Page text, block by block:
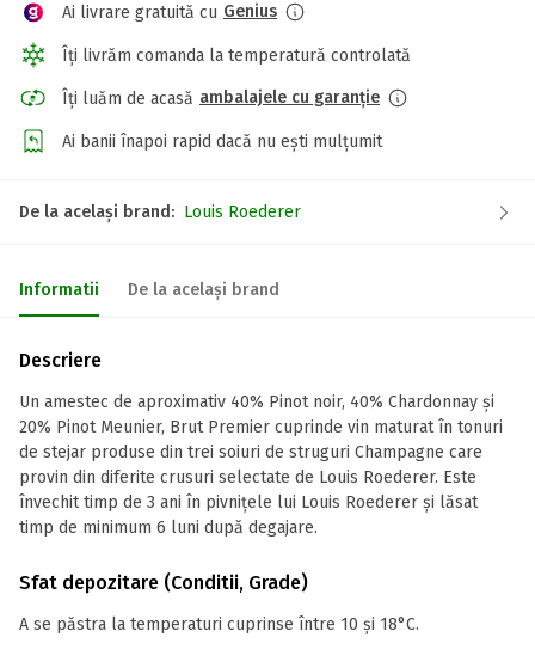
Ai livrare gratuită cu Genius
Îți livrăm comanda la temperatură controlată
Îți luăm de acasă ambalajele cu garanție
Ai banii înapoi rapid dacă nu ești mulțumit
De la același brand: Louis Roederer
Informatii De la același brand
Descriere
Un amestec de aproximativ 40% Pinot noir, 40% Chardonnay și
20% Pinot Meunier, Brut Premier cuprinde vin maturat în tonuri
de stejar produse din trei soiuri de struguri Champagne care
provin din diferite crusuri selectate de Louis Roederer. Este
învechit timp de 3 ani în pivnițele lui Louis Roederer și lăsat
timp de minimum 6 luni după degajare.
Sfat depozitare (Conditii, Grade)
A se păstra la temperaturi cuprinse între 10 și 18°C.